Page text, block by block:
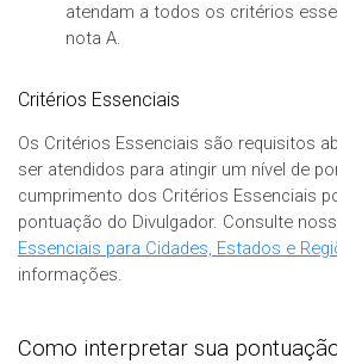
atendam a todos os critérios
nota A.
Critérios Essenciais
Os Critérios Essenciais são requisitos
ser atendidos para atingir um nível de
cumprimento dos Critérios Essenciais
pontuação do Divulgador. Consulte
Essenciais para Cidades, Estados e
informações.
Como interpretar sua